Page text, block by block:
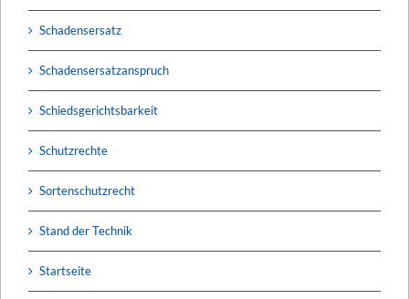
Schadensersatz
Schadensersatzanspruch
Schiedsgerichtsbarkeit
Schutzrechte
Sortenschutzrecht
Stand der Technik
Startseite